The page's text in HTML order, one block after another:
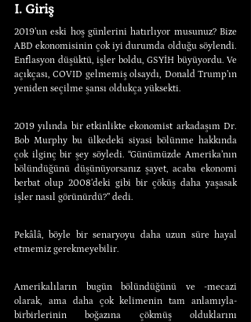
I. Giriş
2019’un eski hoş günlerini hatırlıyor musunuz? Bize
ABD ekonomisinin çok iyi durumda olduğu söylendi.
Enflasyon düşüktü, işler boldu, GSYİH büyüyordu. Ve
açıkçası, COVID gelmemiş olsaydı, Donald Trump’ın
yeniden seçilme şansı oldukça yüksekti.
2019 yılında bir etkinlikte ekonomist arkadaşım Dr.
Bob Murphy bu ülkedeki siyasi bölünme hakkında
çok ilginç bir şey söyledi. “Günümüzde Amerika’nın
bölündüğünü düşünüyorsanız şayet, acaba ekonomi
berbat olup 2008’deki gibi bir çöküş daha yaşasak
işler nasıl görünürdü?” dedi.
Pekâlâ, böyle bir senaryoyu daha uzun süre hayal
etmemiz gerekmeyebilir.
Amerikalıların bugün bölündüğünü ve -mecazi
olarak, ama daha çok kelimenin tam anlamıyla-
birbirlerinin boğazına çökmüş olduklarını